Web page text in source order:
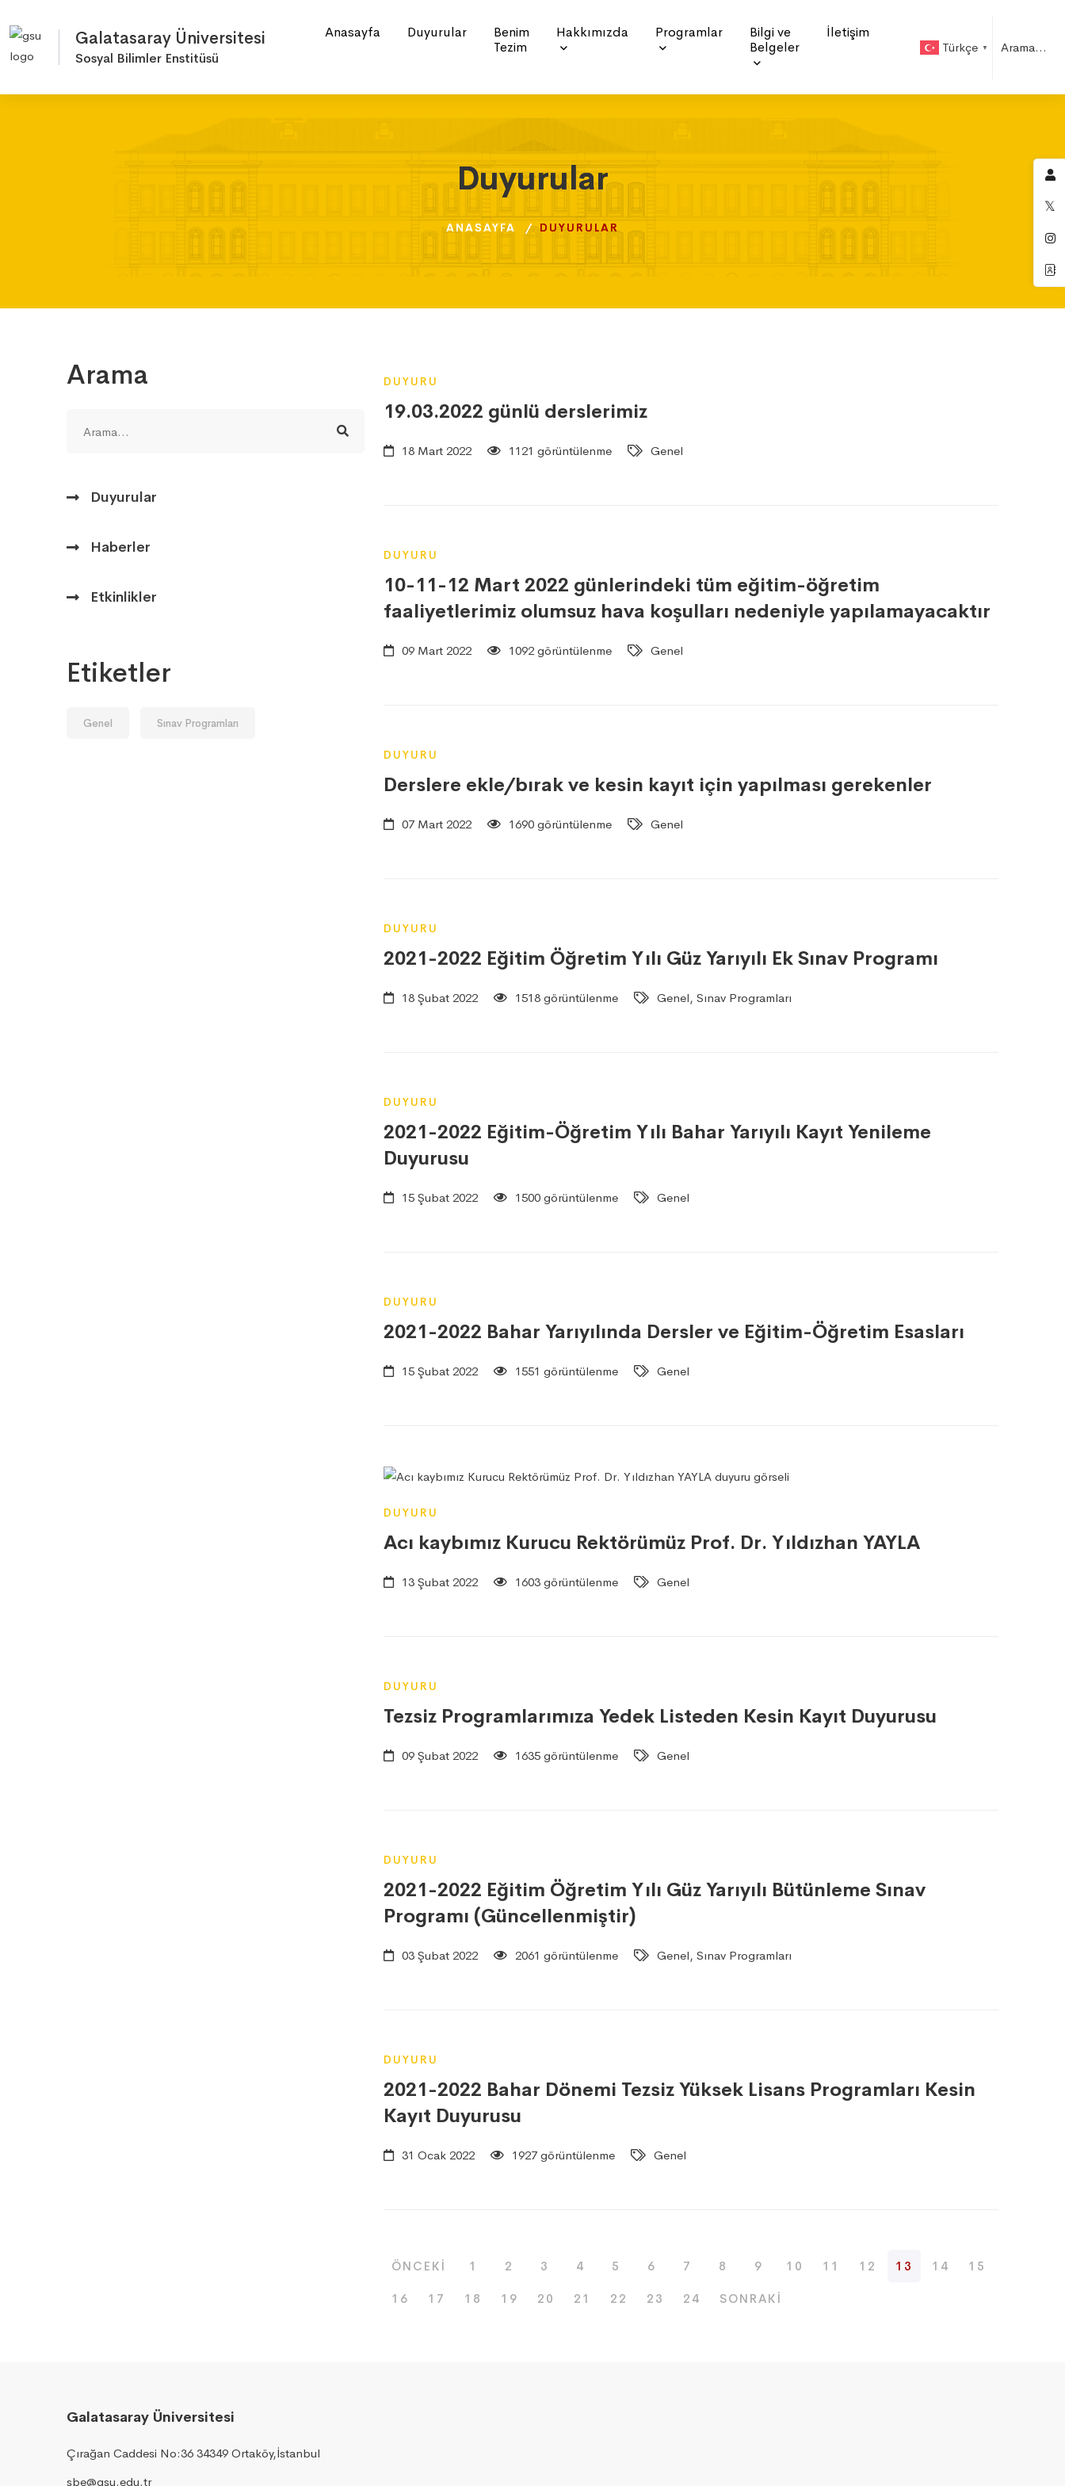
Galatasaray Üniversitesi
Sosyal Bilimler Enstitüsü
Anasayfa Duyurular
Benim
Tezim
Hakkımızda Programlar
Bilgi ve
Belgeler
İletişim
Türkçe ▼
Duyurular
ANASAYFA DUYURULAR
Duyurular
ANASAYFA DUYURULAR
Duyurular
ANASAYFA DUYURULAR
Arama
Duyurular
Haberler
Etkinlikler
Etiketler
Genel Sınav Programları
DUYURU
19.03.2022 günlü derslerimiz
18 Mart 2022 1121 görüntülenme Genel
DUYURU
10-11-12 Mart 2022 günlerindeki tüm eğitim-öğretim
faaliyetlerimiz olumsuz hava koşulları nedeniyle yapılamayacaktır
09 Mart 2022 1092 görüntülenme Genel
DUYURU
Derslere ekle/bırak ve kesin kayıt için yapılması gerekenler
07 Mart 2022 1690 görüntülenme Genel
DUYURU
2021-2022 Eğitim Öğretim Yılı Güz Yarıyılı Ek Sınav Programı
18 Şubat 2022 1518 görüntülenme Genel, Sınav Programları
DUYURU
2021-2022 Eğitim-Öğretim Yılı Bahar Yarıyılı Kayıt Yenileme
Duyurusu
15 Şubat 2022 1500 görüntülenme Genel
DUYURU
2021-2022 Bahar Yarıyılında Dersler ve Eğitim-Öğretim Esasları
15 Şubat 2022 1551 görüntülenme Genel
DUYURU
Acı kaybımız Kurucu Rektörümüz Prof. Dr. Yıldızhan YAYLA
13 Şubat 2022 1603 görüntülenme Genel
DUYURU
Tezsiz Programlarımıza Yedek Listeden Kesin Kayıt Duyurusu
09 Şubat 2022 1635 görüntülenme Genel
DUYURU
2021-2022 Eğitim Öğretim Yılı Güz Yarıyılı Bütünleme Sınav
Programı (Güncellenmiştir)
03 Şubat 2022 2061 görüntülenme Genel, Sınav Programları
DUYURU
2021-2022 Bahar Dönemi Tezsiz Yüksek Lisans Programları Kesin
Kayıt Duyurusu
31 Ocak 2022 1927 görüntülenme Genel
ÖNCEKI 1 2 3 4 5 6 7 8 9 10 11 12 13 14 15
16 17 18 19 20 21 22 23 24 SONRAKI
Galatasaray Üniversitesi
Çırağan Caddesi No:36 34349 Ortaköy,İstanbul
sbe@gsu.edu.tr